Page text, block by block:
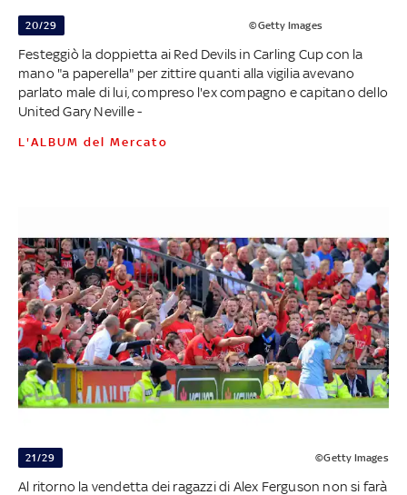
20/29 ©Getty Images
Festeggiò la doppietta ai Red Devils in Carling Cup con la
mano "a paperella" per zittire quanti alla vigilia avevano
parlato male di lui, compreso l'ex compagno e capitano dello
United Gary Neville -
L'ALBUM del Mercato
21/29 ©Getty Images
Al ritorno la vendetta dei ragazzi di Alex Ferguson non si farà